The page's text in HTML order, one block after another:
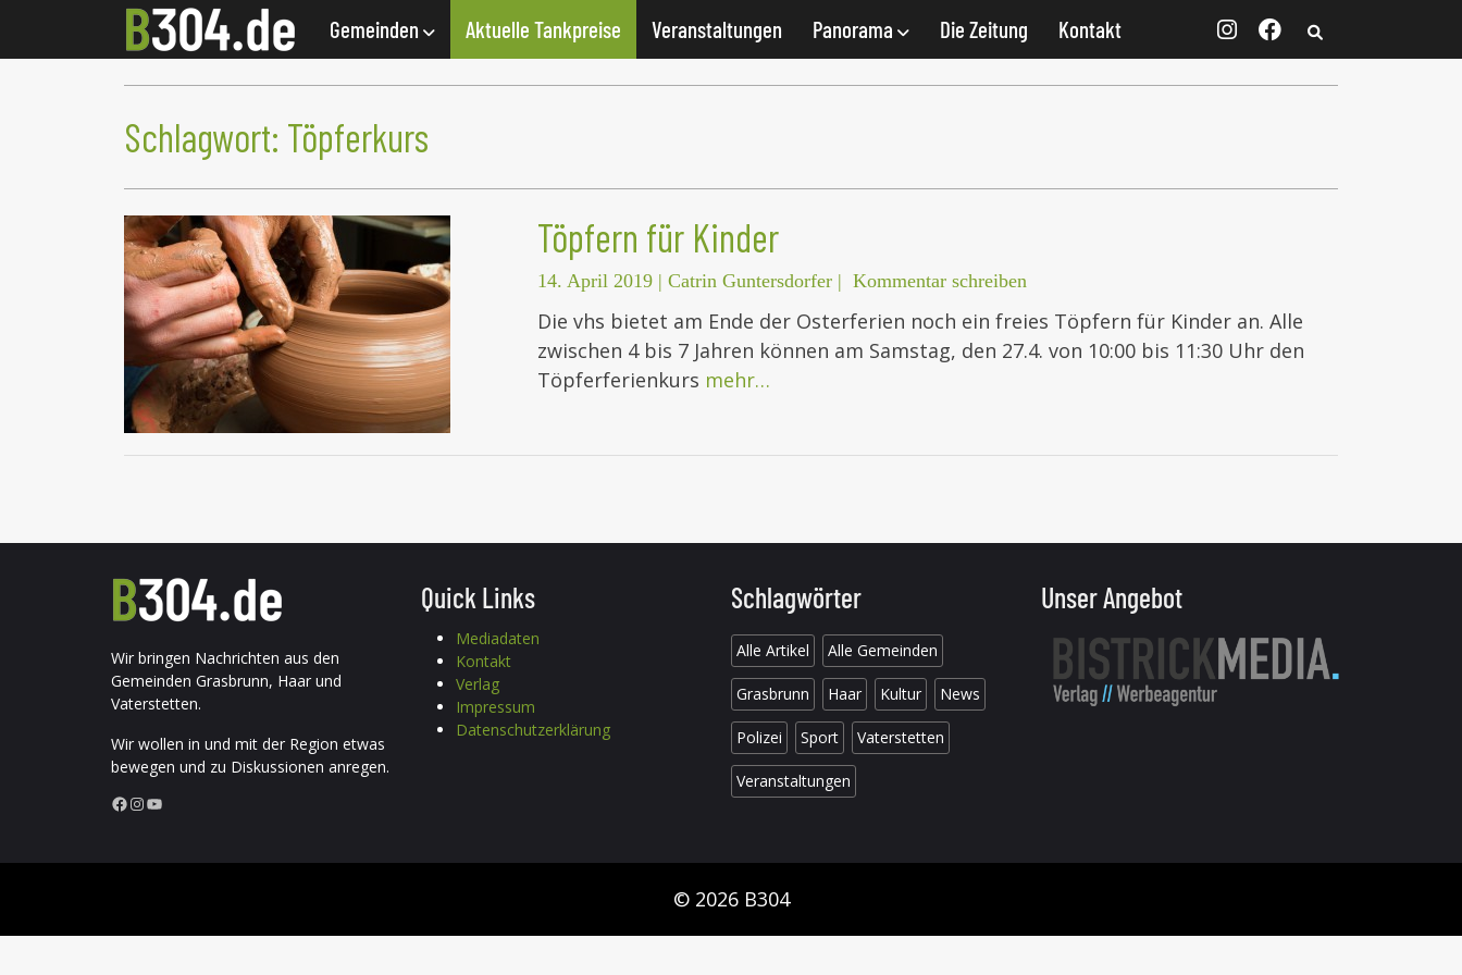
Gemeinden Aktuelle Tankpreise Veranstaltungen Panorama Die Zeitung Kontakt
Schlagwort: Töpferkurs
Töpfern für Kinder
14. April 2019 | Catrin Guntersdorfer | Kommentar schreiben
Die vhs bietet am Ende der Osterferien noch ein freies Töpfern für Kinder an. Alle
zwischen 4 bis 7 Jahren können am Samstag, den 27.4. von 10:00 bis 11:30 Uhr den
Töpferferienkurs mehr…
Wir bringen Nachrichten aus den
Gemeinden Grasbrunn, Haar und
Vaterstetten.
Wir wollen in und mit der Region etwas
bewegen und zu Diskussionen anregen.
Facebook InstagramYouTube
Quick Links
Mediadaten
Kontakt
Verlag
Impressum
Datenschutzerklärung
Schlagwörter
Alle Artikel Alle Gemeinden
Grasbrunn Haar Kultur News
Polizei Sport Vaterstetten
Veranstaltungen
Unser Angebot
© 2026 B304